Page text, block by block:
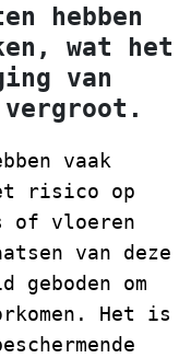
hebben
wat het
van
vaak
risico op
of vloeren
van deze
om
Het is